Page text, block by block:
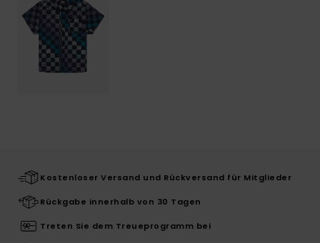
Kostenloser Versand und Rückversand für Mitglieder
Rückgabe innerhalb von 30 Tagen
Treten Sie dem Treueprogramm bei